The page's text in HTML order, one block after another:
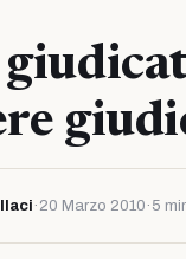
· 20 Marzo 2010 · 5